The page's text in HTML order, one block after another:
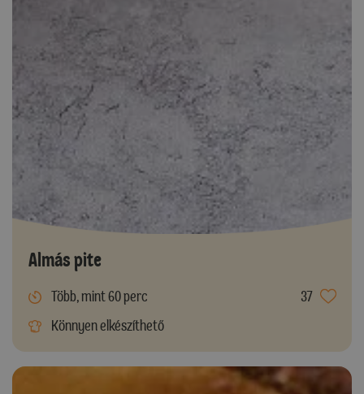
Almás pite
Több, mint 60 perc
37
Könnyen elkészíthető